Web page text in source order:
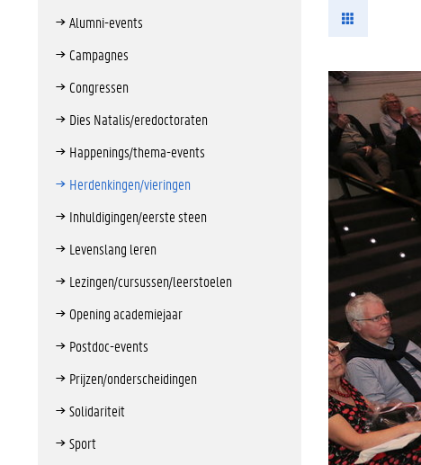
Alumni-events
Campagnes
Congressen
Dies Natalis/eredoctoraten
Happenings/thema-events
Herdenkingen/vieringen
Inhuldigingen/eerste steen
Levenslang leren
Lezingen/cursussen/leerstoelen
Opening academiejaar
Postdoc-events
Prijzen/onderscheidingen
Solidariteit
Sport